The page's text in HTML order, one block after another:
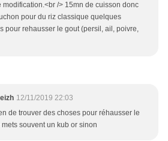
/> 15mn de cuisson donc
pour du riz classique quelques
pour rehausser le gout (persil, ail, poivre,
12/11/2019 22:03
de trouver des choses pour réhausser le
mets souvent un kub or sinon